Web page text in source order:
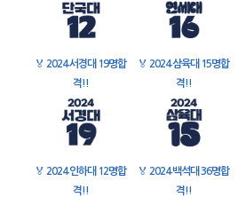
🏅 2024 서경대 19명합
격!!
🏅 2024 삼육대 15명합
격!!
🏅 2024 인하대 12명합
격!!
🏅 2024 백석대 36명합
격!!